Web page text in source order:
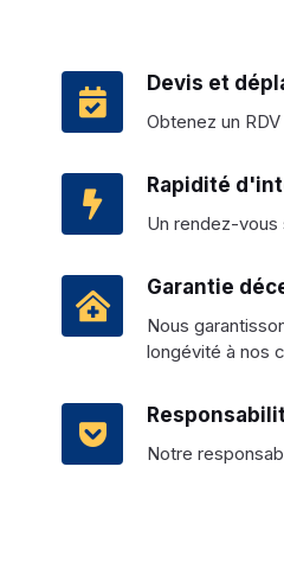
Devis et
Obtenez un
Rapidité
Un rendez-
Garantie
Nous
longévité à nos
Notre